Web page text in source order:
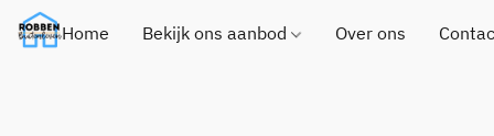
Home Bekijk ons aanbod Over ons